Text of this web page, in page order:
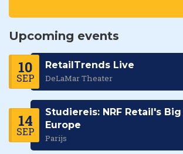
Upcoming events
10
SEP
RetailTrends Live
DeLaMar Theater
14
SEP
Studiereis: NRF Retail's
Europe
Parijs